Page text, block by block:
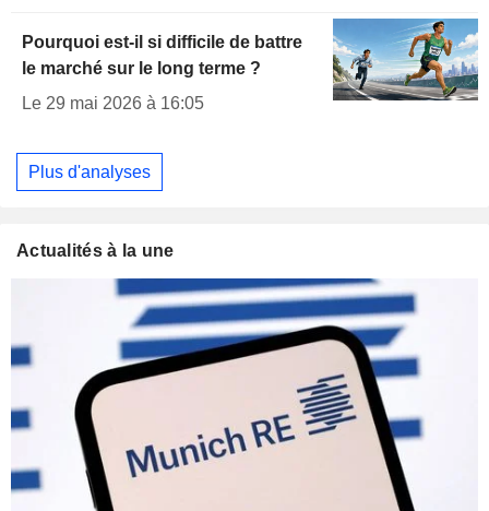
Pourquoi est-il si difficile de battre
le marché sur le long terme ?
Le 29 mai 2026 à 16:05
Plus d'analyses
Actualités à la une